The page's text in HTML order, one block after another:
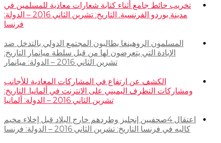
تخريب حائط جامع أثناء كتابة شعارات معادية للمسلمين في
مدينة بوردو الفرنسية. التاريخ: تشرين الثاني 2016 – الدولة:
فرنسا
المسلمون الروهينغا يطالبون المجتمع الدولي بالتدخل ضد
الإبادة التي يتعرضون لها من قبل سلطة ميانمار التاريخ:
تشرين الثاني 2016 – الدولة: ميانمار
الكشف عن ارتفاع في المشاركات المعادية للأجانب
ومشاركات التطرف اليميني على الانترنت في ألمانيا. التاريخ:
تشرين الثاني 2016 – الدولة: ألمانيا
اعتقال 4صحفيين إنجليز وطردهم خارج البلاد قبل إخلاء مخيم
كاليه في فرنسا التاريخ: تشرين الثاني 2016 – الدولة: فرنسا